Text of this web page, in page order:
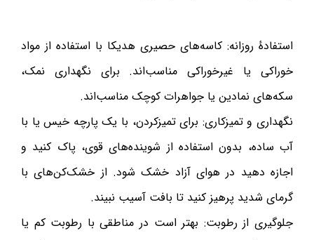
استفادهٔ روزانه: کاسه‌های حصیری هدیکا با استفاده از مواد
خوراکی یا غیرخوراکی مناسب‌اند. برای نگهداری نمک،
سکه‌های نمادین یا جواهرات کوچک مناسب‌اند.
نگهداری و تمیزکاری: برای تمیزکردن، با یک پارچه خیس یا با
آب ساده، بدون استفاده از شوینده‌های قوی، پاک کنید و
اجازه دهید در هوای آزاد خشک شود. از خشک‌کن‌های با
گرمای شدید پرهیز کنید تا بافت آسیب نبیند.
جلوگیری از رطوبت: بهتر است در مناطقی با رطوبت کم یا